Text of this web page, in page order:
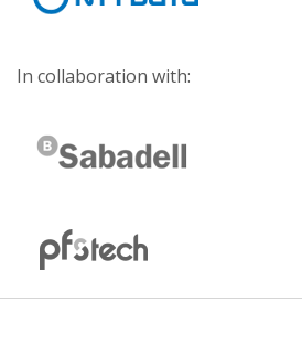
In collaboration with: